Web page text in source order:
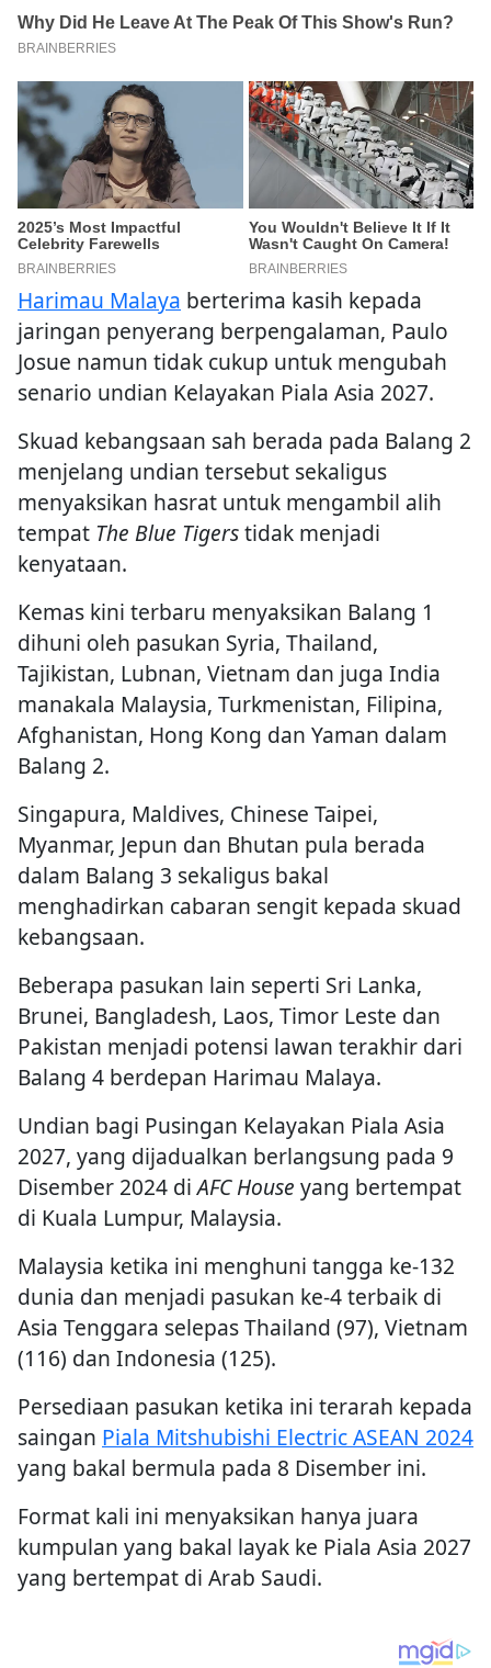
Harimau Malaya berterima kasih kepada
jaringan penyerang berpengalaman, Paulo
Josue namun tidak cukup untuk mengubah
senario undian Kelayakan Piala Asia 2027.
Skuad kebangsaan sah berada pada Balang 2
menjelang undian tersebut sekaligus
menyaksikan hasrat untuk mengambil alih
tempat The Blue Tigerstidak menjadi
kenyataan.
Kemas kini terbaru menyaksikan Balang 1
dihuni oleh pasukan Syria, Thailand,
Tajikistan, Lubnan, Vietnam dan juga India
manakala Malaysia, Turkmenistan, Filipina,
Afghanistan, Hong Kong dan Yaman dalam
Balang 2.
Singapura, Maldives, Chinese Taipei,
Myanmar, Jepun dan Bhutan pula berada
dalam Balang 3 sekaligus bakal
menghadirkan cabaran sengit kepada skuad
kebangsaan.
Beberapa pasukan lain seperti Sri Lanka,
Brunei, Bangladesh, Laos, Timor Leste dan
Pakistan menjadi potensi lawan terakhir dari
Balang 4 berdepan Harimau Malaya.
Undian bagi Pusingan Kelayakan Piala Asia
2027, yang dijadualkan berlangsung pada 9
Disember 2024 diAFC House yang bertempat
di Kuala Lumpur, Malaysia.
Malaysia ketika ini menghuni tangga ke-132
dunia dan menjadi pasukan ke-4 terbaik di
Asia Tenggara selepas Thailand (97), Vietnam
(116) dan Indonesia (125).
Persediaan pasukan ketika ini terarah kepada
saingan Piala Mitshubishi Electric ASEAN 2024
yang bakal bermula pada 8 Disember ini.
Format kali ini menyaksikan hanya juara
kumpulan yang bakal layak ke Piala Asia 2027
yang bertempat di Arab Saudi.